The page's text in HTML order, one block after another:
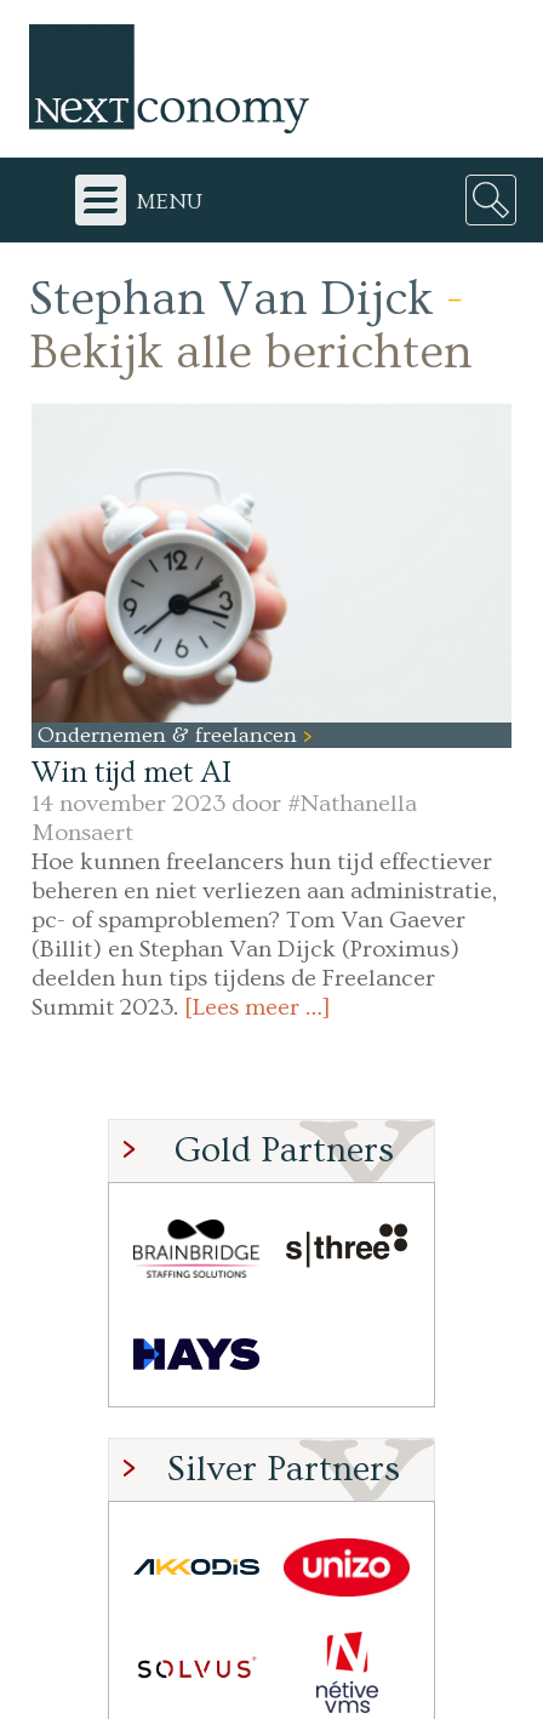
menu
Stephan Van Dijck -
Bekijk alle berichten
Ondernemen & freelancen
Win tijd met AI
14 november 2023 door #Nathanella
Monsaert
Hoe kunnen freelancers hun tijd effectiever
beheren en niet verliezen aan administratie,
pc- of spamproblemen? Tom Van Gaever
(Billit) en Stephan Van Dijck (Proximus)
deelden hun tips tijdens de Freelancer
Summit 2023. [Lees meer …]
Gold Partners
Silver Partners